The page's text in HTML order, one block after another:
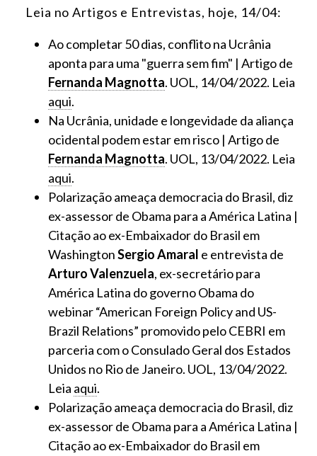
Leia no Artigos e Entrevistas, hoje, 14/04:
Ao completar 50 dias, conflito na Ucrânia
aponta para uma "guerra sem fim" | Artigo de
Fernanda Magnotta. UOL, 14/04/2022. Leia
aqui.
Na Ucrânia, unidade e longevidade da aliança
ocidental podem estar em risco | Artigo de
Fernanda Magnotta. UOL, 13/04/2022. Leia
aqui.
Polarização ameaça democracia do Brasil, diz
ex-assessor de Obama para a América Latina |
Citação ao ex-Embaixador do Brasil em
WashingtonSergio Amaral e entrevista de
Arturo Valenzuela, ex-secretário para
América Latina do governo Obama do
webinar “American Foreign Policy and US-
Brazil Relations” promovido pelo CEBRI em
parceria com o Consulado Geral dos Estados
Unidos no Rio de Janeiro. UOL, 13/04/2022.
Leia aqui.
Polarização ameaça democracia do Brasil, diz
ex-assessor de Obama para a América Latina |
Citação ao ex-Embaixador do Brasil em